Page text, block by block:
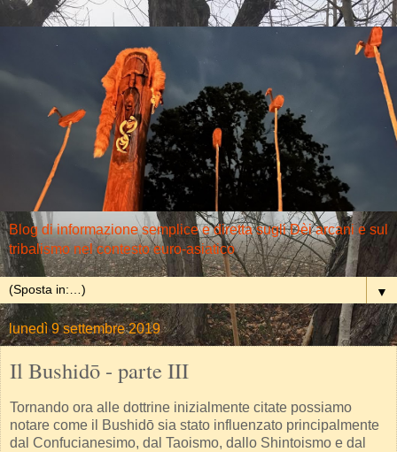
Blog di informazione semplice e diretta sugli Dèi arcani e sul
tribalismo nel contesto euro-asiatico
▼
lunedì 9 settembre 2019
Il Bushidō - parte III
Tornando ora alle dottrine inizialmente citate possiamo
notare come il Bushidō sia stato influenzato principalmente
dal Confucianesimo, dal Taoismo, dallo Shintoismo e dal